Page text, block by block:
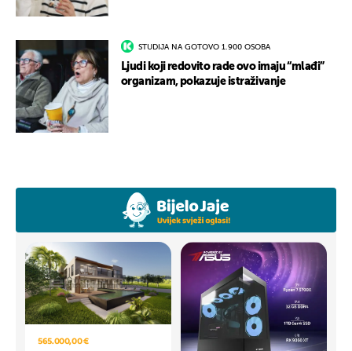
STUDIJA NA GOTOVO 1.900 OSOBA
Ljudi koji redovito rade ovo imaju “mlađi”
organizam, pokazuje istraživanje
565.000,00 €